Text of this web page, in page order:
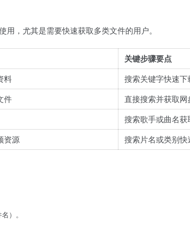
，尤其是需要快速获取多类文件的用户。
关键步骤要点
料 搜索关键字快速下
件 直接搜索并获取
搜索歌手或曲名获
资源 搜索片名或类别快
）。